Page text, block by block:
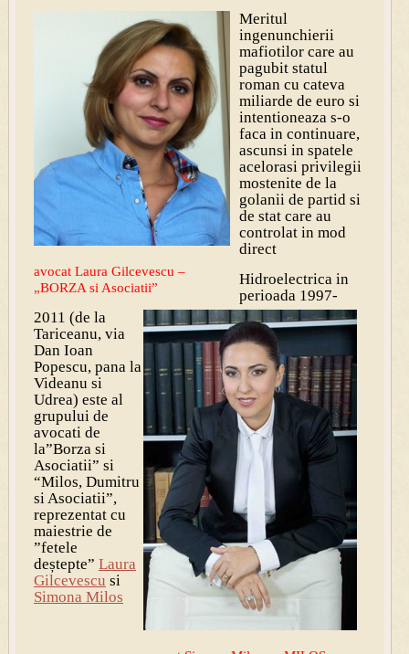
avocat Laura Gilcevescu –
„BORZA si Asociatii”
Meritul
ingenunchierii
mafiotilor care au
pagubit statul
roman cu cateva
miliarde de euro si
intentioneaza s-o
faca in continuare,
ascunsi in spatele
acelorasi privilegii
mostenite de la
golanii de partid si
de stat care au
controlat in mod
direct
Hidroelectrica in
perioada 1997-
2011 (de la
Tariceanu, via
Dan Ioan
Popescu, pana la
Videanu si
Udrea) este al
grupului de
avocati de
la”Borza si
Asociatii” si
“Milos, Dumitru
si Asociatii”,
reprezentat cu
maiestrie de
”fetele
deștepte” Laura
Gilcevescu si
Simona Milos